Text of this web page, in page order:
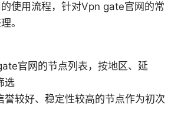
使用流程，针对Vpn gate官网的常
。
官网的节点列表，按地区、延
选
誉较好、稳定性较高的节点作为初次